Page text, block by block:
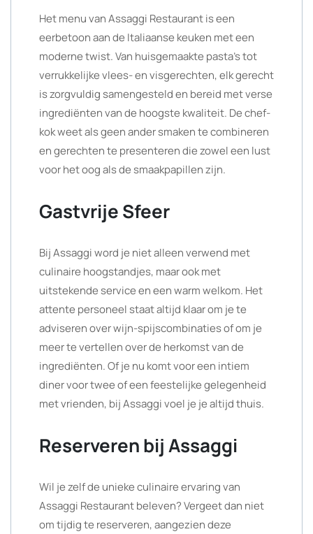
Het menu van Assaggi Restaurant is een
eerbetoon aan de Italiaanse keuken met een
moderne twist. Van huisgemaakte pasta’s tot
verrukkelijke vlees- en visgerechten, elk gerecht
is zorgvuldig samengesteld en bereid met verse
ingrediënten van de hoogste kwaliteit. De chef-
kok weet als geen ander smaken te combineren
en gerechten te presenteren die zowel een lust
voor het oog als de smaakpapillen zijn.
Gastvrije Sfeer
Bij Assaggi word je niet alleen verwend met
culinaire hoogstandjes, maar ook met
uitstekende service en een warm welkom. Het
attente personeel staat altijd klaar om je te
adviseren over wijn-spijscombinaties of om je
meer te vertellen over de herkomst van de
ingrediënten. Of je nu komt voor een intiem
diner voor twee of een feestelijke gelegenheid
met vrienden, bij Assaggi voel je je altijd thuis.
Reserveren bij Assaggi
Wil je zelf de unieke culinaire ervaring van
Assaggi Restaurant beleven? Vergeet dan niet
om tijdig te reserveren, aangezien deze